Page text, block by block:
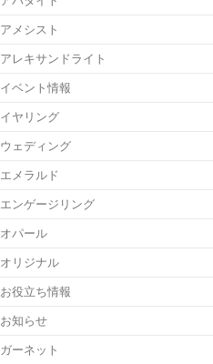
アメシスト
アレキサンドライト
イベント情報
イヤリング
ウェディング
エメラルド
エンゲージリング
オパール
オリジナル
お役立ち情報
お知らせ
ガーネット